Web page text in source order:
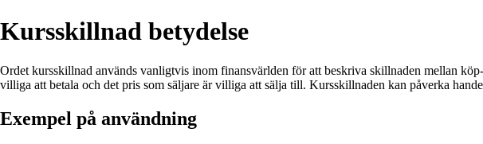
Kursskillnad betydelse
Ordet kursskillnad används vanligtvis inom finansvärlden för att beskriva skillnaden mellan
villiga att betala och det pris som säljare är villiga att sälja till. Kursskillnaden kan påverka
Exempel på användning